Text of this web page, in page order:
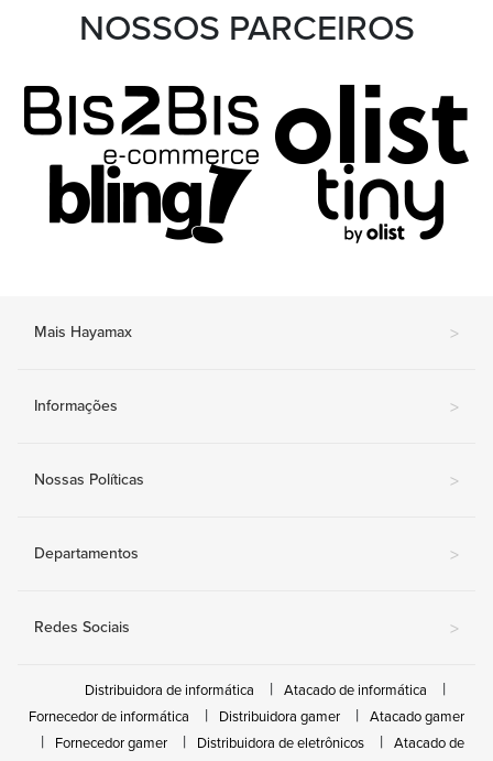
NOSSOS PARCEIROS
Mais Hayamax >
Informações >
Nossas Políticas >
Departamentos >
Redes Sociais >
Distribuidora de informática
Atacado de informática
Fornecedor de informática
Distribuidora gamer
Atacado gamer
Fornecedor gamer
Distribuidora de eletrônicos Atacado de